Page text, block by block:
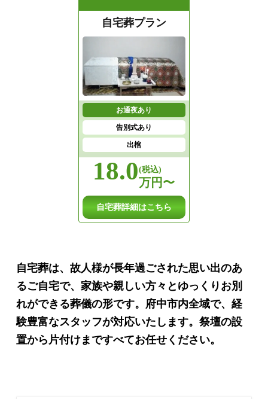
自宅葬プラン
お通夜あり
告別式あり
出棺
18.0(税込)
万円〜
自宅葬詳細はこちら
自宅葬は、故人様が長年過ごされた思い出のあ
るご自宅で、家族や親しい方々とゆっくりお別
れができる葬儀の形です。府中市内全域で、経
験豊富なスタッフが対応いたします。祭壇の設
置から片付けまですべてお任せください。